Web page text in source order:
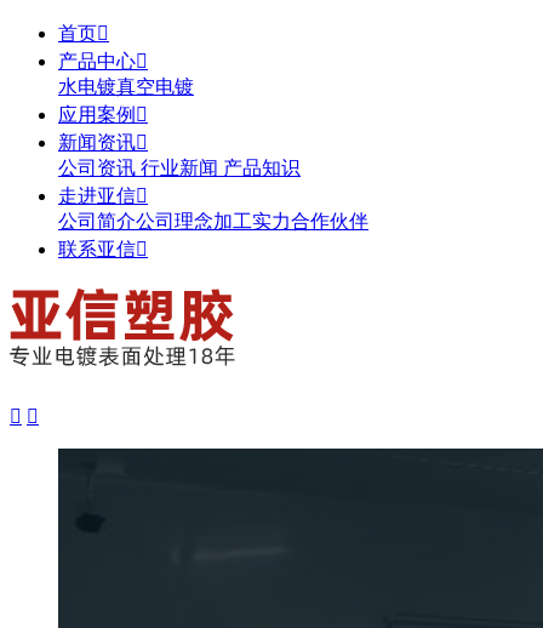
首页
产品中心
水电镀真空电镀
应用案例 
新闻资讯
公司资讯 行业新闻 产品知识
走进亚信
公司简介公司理念加工实力合作伙伴
联系亚信
 